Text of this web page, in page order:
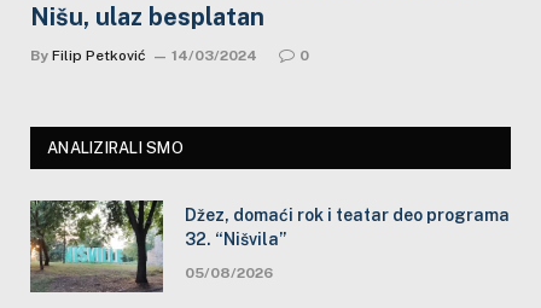
Nišu, ulaz besplatan
By Filip Petković 14/03/2024 0
ANALIZIRALI SMO
Džez, domaći rok i teatar deo programa
32. “Nišvila”
05/08/2026